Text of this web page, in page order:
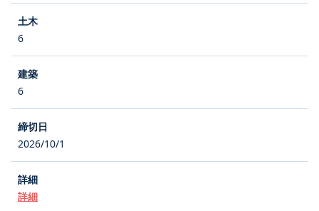
6
6
2026/10/1
詳細